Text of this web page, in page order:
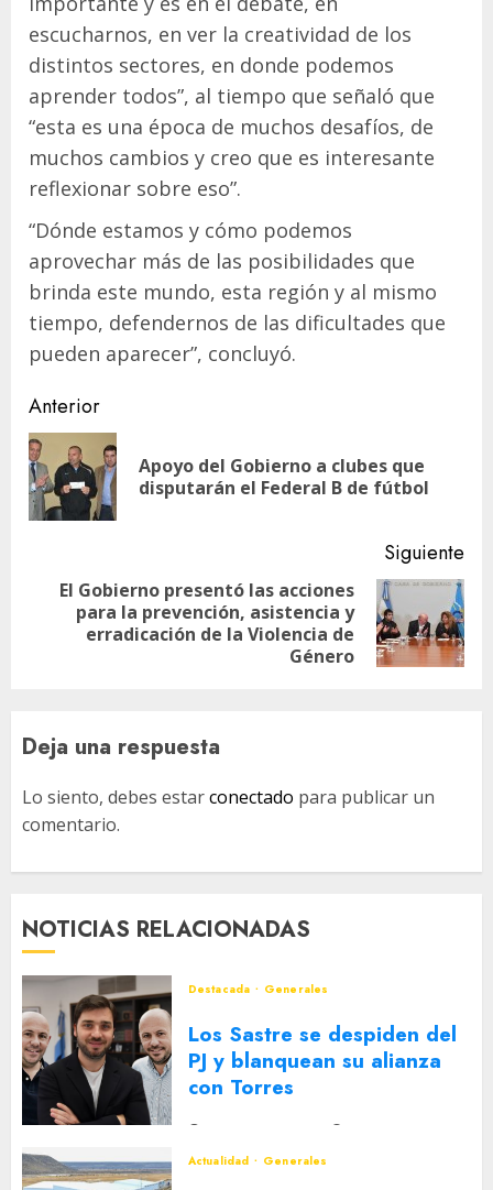
escucharnos, en ver la creatividad de los
distintos sectores, en donde podemos
aprender todos”, al tiempo que señaló que
“esta es una época de muchos desafíos, de
muchos cambios y creo que es interesante
reflexionar sobre eso”.
“Dónde estamos y cómo podemos
aprovechar más de las posibilidades que
brinda este mundo, esta región y al mismo
tiempo, defendernos de las dificultades que
pueden aparecer”, concluyó.
Navegación
de
entradas
Anterior
Apoyo del Gobierno a clubes que
disputarán el Federal B de fútbol
Siguiente
Siguiente
entrada:
El Gobierno presentó las acciones
para la prevención, asistencia y
erradicación de la Violencia de
Género
Deja una respuesta
Lo siento, debes estarconectado para publicar un
comentario.
NOTICIAS RELACIONADAS
Destacada Generales
Los Sastre se despiden del
PJ y blanquean su alianza
con Torres
Actualidad
Generales